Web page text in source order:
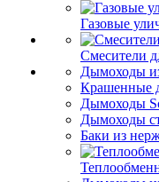
Газовые
Смесители
Дымоходы
Крашенные
Дымоходы
Дымоходы
Баки из